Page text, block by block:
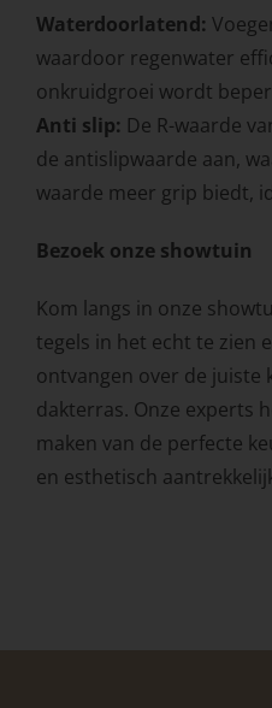
Waterdoorlatend:
waardoor regenwater
onkruidgroei wordt
Anti slip: De R-waarde
de antislipwaarde aan,
waarde meer grip biedt,
Bezoek onze showtuin
Kom langs in onze
tegels in het echt te zien
ontvangen over de juiste
dakterras. Onze experts
maken van de perfecte
en esthetisch